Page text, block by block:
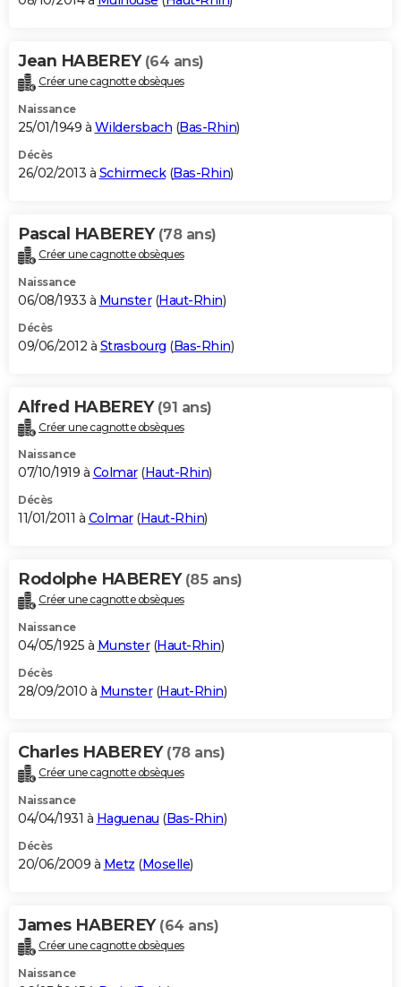
Jean HABEREY (64 ans)
Créer une cagnotte obsèques
Naissance
25/01/1949 à Wildersbach (Bas-Rhin)
Décès
26/02/2013 à Schirmeck(Bas-Rhin)
Pascal HABEREY (78 ans)
Créer une cagnotte obsèques
Naissance
06/08/1933 à Munster(Haut-Rhin)
Décès
09/06/2012 à Strasbourg (Bas-Rhin)
Alfred HABEREY (91 ans)
Créer une cagnotte obsèques
Naissance
07/10/1919 à Colmar(Haut-Rhin)
Décès
11/01/2011 à Colmar(Haut-Rhin)
Rodolphe HABEREY (85 ans)
Créer une cagnotte obsèques
Naissance
04/05/1925 à Munster(Haut-Rhin)
Décès
28/09/2010 à Munster(Haut-Rhin)
Charles HABEREY (78 ans)
Créer une cagnotte obsèques
Naissance
04/04/1931 à Haguenau (Bas-Rhin)
Décès
20/06/2009 à Metz (Moselle)
James HABEREY (64 ans)
Créer une cagnotte obsèques
Naissance